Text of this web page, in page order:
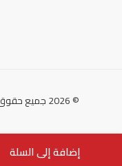
إضافة إلى السلة
© 2026 جميع حقوق الملكية محفوظة لشركة